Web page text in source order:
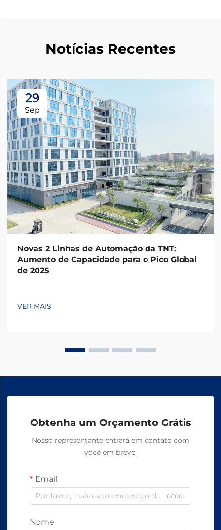
Notícias Recentes
29
Sep
Novas 2 Linhas de Automação da TNT:
Aumento de Capacidade para o Pico Global
de 2025
VER MAIS
Obtenha um Orçamento Grátis
Nosso representante entrará em contato com
você em breve.
Email
0/100
Nome